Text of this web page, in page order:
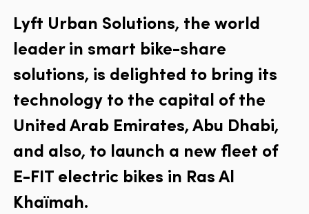
Lyft Urban Solutions, the world
leader in smart bike-share
solutions, is delighted to bring its
technology to the capital of the
United Arab Emirates, Abu Dhabi,
and also, to launch a new fleet of
E-FIT electric bikes in Ras Al
Khaïmah.